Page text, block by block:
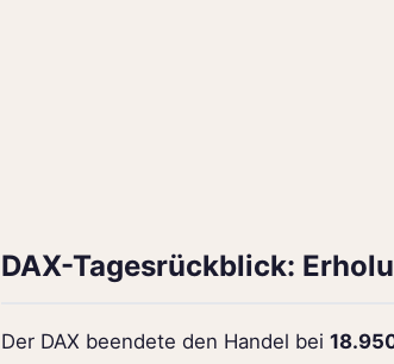
DAX-Tagesrückblick:
Der DAX beendete den Handel bei